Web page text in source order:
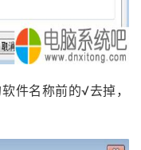
名称前的√去掉，